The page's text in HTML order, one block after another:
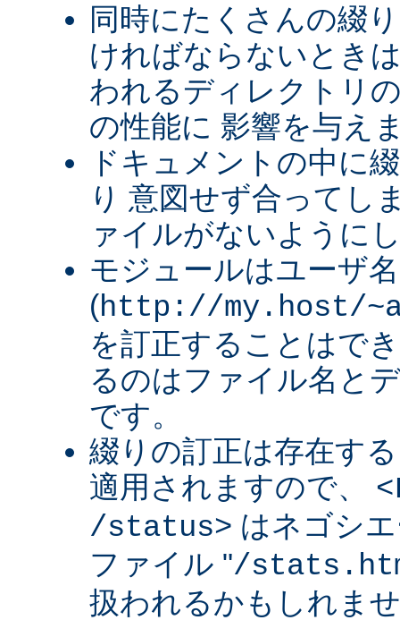
同時にたくさんの綴
ければならないとき
われるディレクトリ
の性能に 影響を与え
ドキュメントの中に
り 意図せず合ってし
ァイルがないように
モジュールはユーザ
(http://my.host/
を訂正することはで
るのはファイル名と
です。
綴りの訂正は存在す
適用されますので、
/status> はネゴシ
ファイル "/
扱われるかもしれま